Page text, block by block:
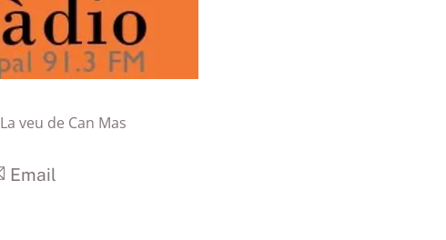
La veu de Can Mas
Email